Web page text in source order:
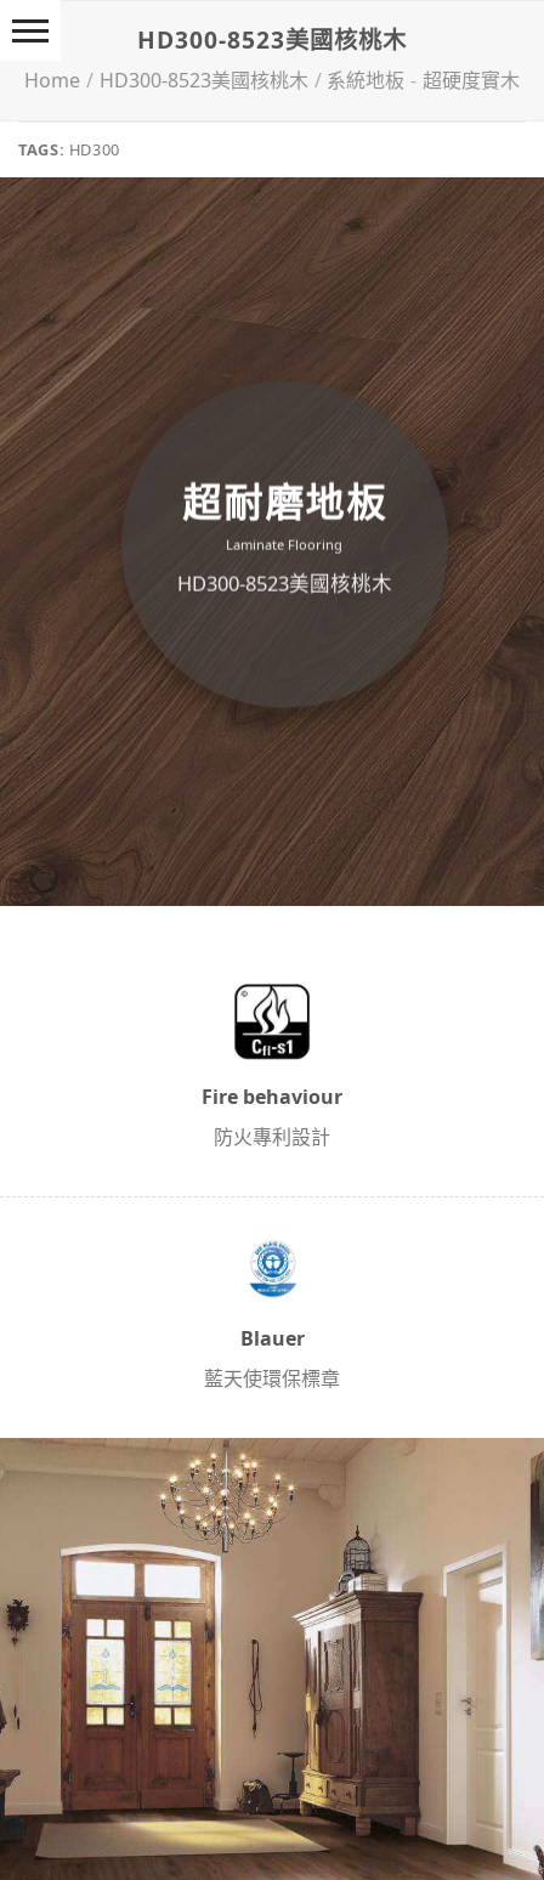
Skip
to
content
HD300-8523美國核桃木
Home / HD300-8523美國核桃木 / 系統地板 - 超硬度實木
TAGS: HD300
超耐磨地板
Lam­in­ate Flooring
HD300-8523美國核桃木
Fire behaviour
防火專利設計
Blauer
藍天使環保標章